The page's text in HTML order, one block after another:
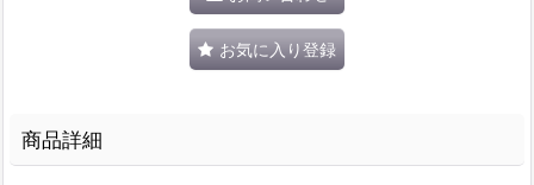
お気に入り登録
商品詳細